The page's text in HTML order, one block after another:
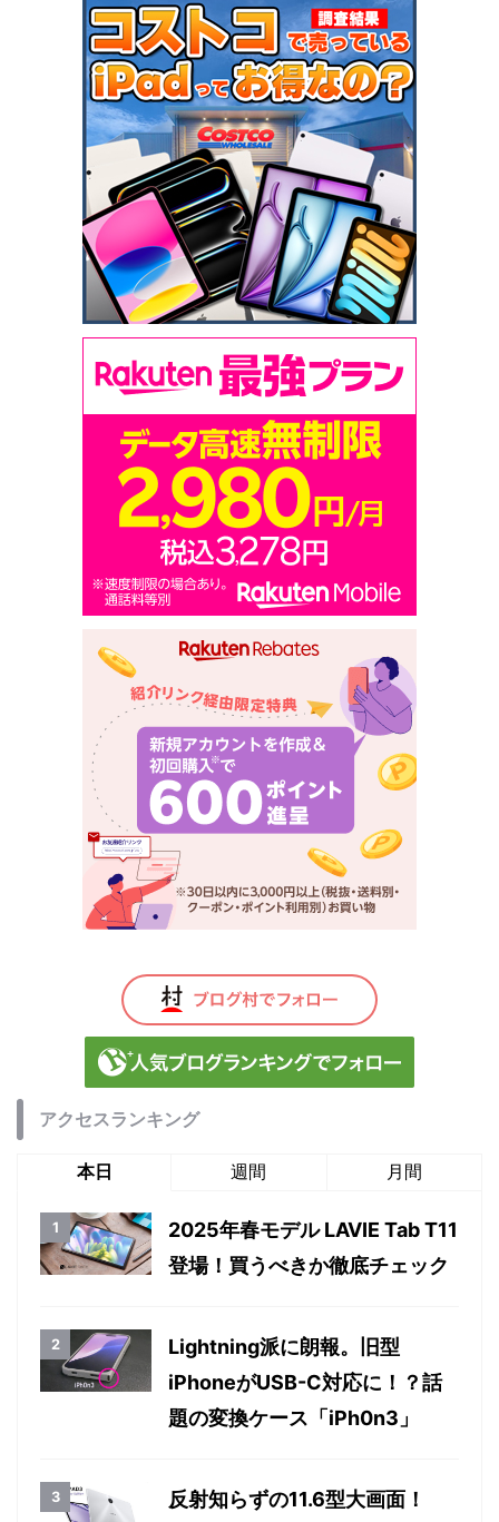
アクセスランキング
本日 週間 月間
2025年春モデル LAVIE Tab T11
登場！買うべきか徹底チェック
Lightning派に朗報。旧型
iPhoneがUSB-C対応に！？話
題の変換ケース「iPh0n3」
反射知らずの11.6型大画面！